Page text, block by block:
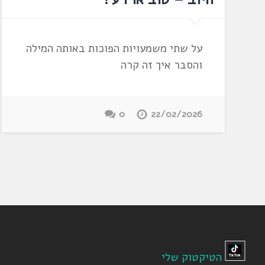
על שתי משמעויות הפוכות באותה המילה
והסבר איך זה קרה
22/02/2026
0
הטיקטוק שלי